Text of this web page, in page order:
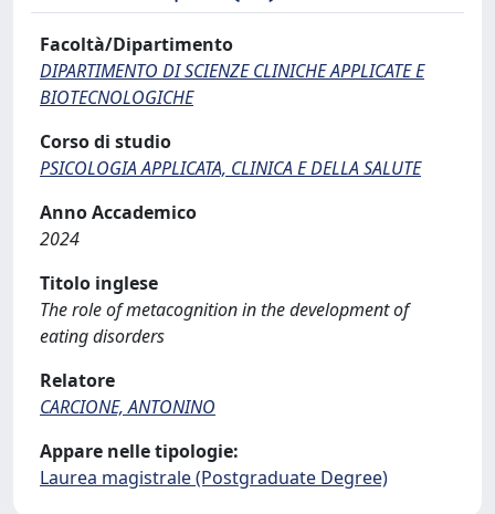
Facoltà/Dipartimento
DIPARTIMENTO DI SCIENZE CLINICHE APPLICATE E
BIOTECNOLOGICHE
Corso di studio
PSICOLOGIA APPLICATA, CLINICA E DELLA SALUTE
Anno Accademico
2024
Titolo inglese
The role of metacognition in the development of
eating disorders
Relatore
CARCIONE, ANTONINO
Appare nelle tipologie:
Laurea magistrale (Postgraduate Degree)